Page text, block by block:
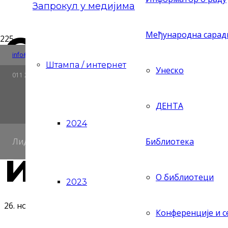
Риге од Фере 4, 11158 Београд, Република Србија
info@zaprokul.org.rs
011 2637 565
Ћирилица
Запрокул у медијима
Штампа / интернет
2024
2023
Лидер статистике у култури
Међународна
Унеско
ДЕНТА
Библиотека
О библиотеци
Конференције и
Одржан
уметност
индустрије
26. новембар 2025.